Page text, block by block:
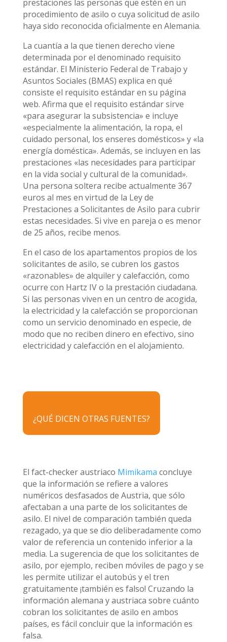
prestaciones las personas que estén en un
procedimiento de asilo o cuya solicitud de asilo
haya sido reconocida oficialmente en Alemania.
La cuantía a la que tienen derecho viene
determinada por el denominado requisito
estándar. El Ministerio Federal de Trabajo y
Asuntos Sociales (BMAS) explica en qué
consiste el requisito estándar en su página
web. Afirma que el requisito estándar sirve
«para asegurar la subsistencia» e incluye
«especialmente la alimentación, la ropa, el
cuidado personal, los enseres domésticos» y «la
energía doméstica». Además, se incluyen en las
prestaciones «las necesidades para participar
en la vida social y cultural de la comunidad».
Una persona soltera recibe actualmente 367
euros al mes en virtud de la Ley de
Prestaciones a Solicitantes de Asilo para cubrir
estas necesidades. Si vive en pareja o es menor
de 25 años, recibe menos.
En el caso de los apartamentos propios de los
solicitantes de asilo, se cubren los gastos
«razonables» de alquiler y calefacción, como
ocurre con Hartz IV o la prestación ciudadana.
Si las personas viven en un centro de acogida,
la electricidad y la calefacción se proporcionan
como un servicio denominado en especie, de
modo que no reciben dinero en efectivo, sino
electricidad y calefacción en el alojamiento.
¿QUÉ DICEN OTRAS FUENTES?
El fact-checker austriaco Mimikama concluye
que la información se refiere a valores
numéricos desfasados de Austria, que sólo
afectaban a una parte de los solicitantes de
asilo. El nivel de comparación también queda
rezagado, ya que se dio deliberadamente como
valor de referencia un contenido inferior a la
media. La sugerencia de que los solicitantes de
asilo, por ejemplo, reciben móviles de pago y se
les permite utilizar el autobús y el tren
gratuitamente ¡también es falso! Cruzando la
información alemana y austriaca sobre cuánto
cobran los solicitantes de asilo en ambos
países, es fácil concluir que la información es
falsa.